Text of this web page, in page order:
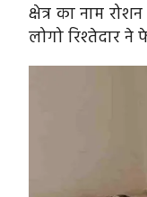
क्षेत्र का नाम
लोगो रिश्तेदार